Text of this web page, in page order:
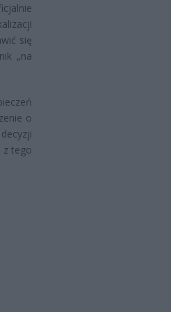
się
„na
o
z tego